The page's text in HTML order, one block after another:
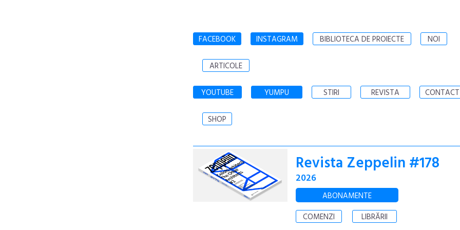
FACEBOOK INSTAGRAM BIBLIOTECA DE PROIECTE NOI
ARTICOLE
YOUTUBE YUMPU STIRI REVISTA CONTACT
SHOP
Revista Zeppelin #178
2026
ABONAMENTE
COMENZI
LIBRĂRII